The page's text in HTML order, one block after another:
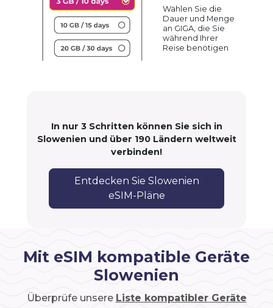
Wählen Sie die
Dauer und Menge
an GIGA, die Sie
während Ihrer
Reise benötigen
In nur 3 Schritten können Sie sich in
Slowenien und über 190 Ländern weltweit
verbinden!
Entdecken Sie Slowenien
eSIM-Pläne
Mit eSIM kompatible Geräte
Slowenien
Überprüfe unsere Liste kompatibler Geräte